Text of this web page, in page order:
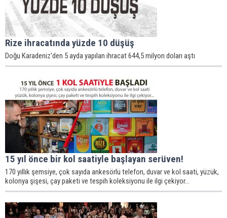
Rize ihracatında yüzde 10 düşüş
Doğu Karadeniz'den 5 ayda yapılan ihracat 644,5 milyon doları aştı
15 yıl önce bir kol saatiyle başlayan serüven!
170 yıllık şemsiye, çok sayıda ankesörlü telefon, duvar ve kol saati, yüzük,
kolonya şişesi, çay paketi ve tespih koleksiyonu ile ilgi çekiyor...